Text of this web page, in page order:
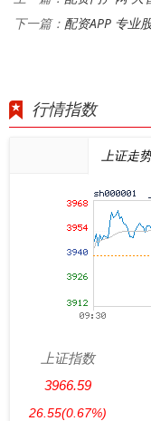
下一篇： 配资APP 专业
行情指数
上证走势
上证指数
3966.59
26.55(0.67%)